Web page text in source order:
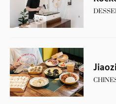
Jiaozi